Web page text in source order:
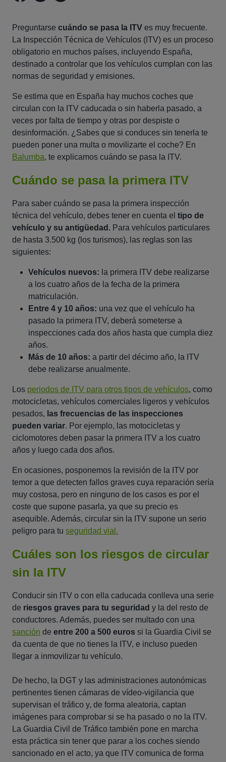
Preguntarse cuándo se pasa la ITV es muy frecuente.
La Inspección Técnica de Vehículos (ITV) es un proceso
obligatorio en muchos países, incluyendo España,
destinado a controlar que los vehículos cumplan con las
normas de seguridad y emisiones.
Se estima que en España hay muchos coches que
circulan con la ITV caducada o sin haberla pasado, a
veces por falta de tiempo y otras por despiste o
desinformación. ¿Sabes que si conduces sin tenerla te
pueden poner una multa o movilizarte el coche? En
Balumba, te explicamos cuándo se pasa la ITV.
Cuándo se pasa la primera ITV
Para saber cuándo se pasa la primera inspección
técnica del vehículo, debes tener en cuenta el tipo de
vehículo y su antigüedad. Para vehículos particulares
de hasta 3.500 kg (los turismos), las reglas son las
siguientes:
Vehículos nuevos: la primera ITV debe realizarse
a los cuatro años de la fecha de la primera
matriculación.
Entre 4 y 10 años: una vez que el vehículo ha
pasado la primera ITV, deberá someterse a
inspecciones cada dos años hasta que cumpla diez
años.
Más de 10 años: a partir del décimo año, la ITV
debe realizarse anualmente.
Los periodos de ITV para otros tipos de vehículos, como
motocicletas, vehículos comerciales ligeros y vehículos
pesados, las frecuencias de las inspecciones
pueden variar. Por ejemplo, las motocicletas y
ciclomotores deben pasar la primera ITV a los cuatro
años y luego cada dos años.
En ocasiones, posponemos la revisión de la ITV por
temor a que detecten fallos graves cuya reparación sería
muy costosa, pero en ninguno de los casos es por el
coste que supone pasarla, ya que su precio es
asequible. Además, circular sin la ITV supone un serio
peligro para tu seguridad vial.
Cuáles son los riesgos de circular
sin la ITV
Conducir sin ITV o con ella caducada conlleva una serie
de riesgos graves para tu seguridad y la del resto de
conductores. Además, puedes ser multado con una
sanción de entre 200 a 500 euros si la Guardia Civil se
da cuenta de que no tienes la ITV, e incluso pueden
llegar a inmovilizar tu vehículo.
De hecho, la DGT y las administraciones autonómicas
pertinentes tienen cámaras de vídeo-vigilancia que
supervisan el tráfico y, de forma aleatoria, captan
imágenes para comprobar si se ha pasado o no la ITV.
La Guardia Civil de Tráfico también pone en marcha
esta práctica sin tener que parar a los coches siendo
sancionado en el acto, ya que ITV comunica de forma